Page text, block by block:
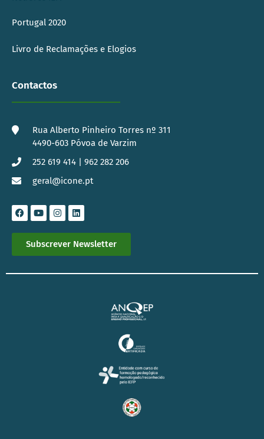
Portugal 2020
Livro de Reclamações e Elogios
Contactos
Rua Alberto Pinheiro Torres nº 311
4490-603 Póvoa de Varzim
252 619 414 | 962 282 206
geral@icone.pt
Subscrever Newsletter